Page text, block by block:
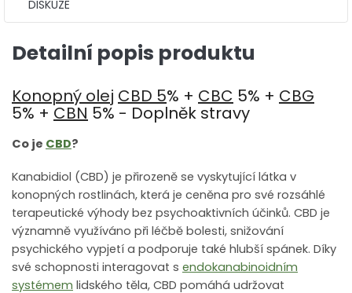
DISKUZE
Detailní popis produktu
Konopný olej CBD 5% + CBC 5% + CBG
5% + CBN 5% - Doplněk stravy
Co je CBD?
Kanabidiol (CBD) je přirozeně se vyskytující látka v
konopných rostlinách, která je ceněna pro své rozsáhlé
terapeutické výhody bez psychoaktivních účinků. CBD je
významně využíváno při léčbě bolesti, snižování
psychického vypjetí a podporuje také hlubší spánek. Díky
své schopnosti interagovat s endokanabinoidním
systémem lidského těla, CBD pomáhá udržovat